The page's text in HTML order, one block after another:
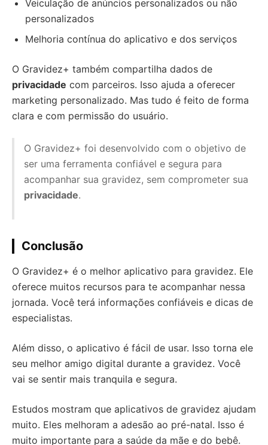
Veiculação de anúncios personalizados ou não
personalizados
Melhoria contínua do aplicativo e dos serviços
O Gravidez+ também compartilha dados de
privacidade com parceiros. Isso ajuda a oferecer
marketing personalizado. Mas tudo é feito de forma
clara e com permissão do usuário.
O Gravidez+ foi desenvolvido com o objetivo de
ser uma ferramenta confiável e segura para
acompanhar sua gravidez, sem comprometer sua
privacidade.
Conclusão
O Gravidez+ é o melhor aplicativo para gravidez. Ele
oferece muitos recursos para te acompanhar nessa
jornada. Você terá informações confiáveis e dicas de
especialistas.
Além disso, o aplicativo é fácil de usar. Isso torna ele
seu melhor amigo digital durante a gravidez. Você
vai se sentir mais tranquila e segura.
Estudos mostram que aplicativos de gravidez ajudam
muito. Eles melhoram a adesão ao pré-natal. Isso é
muito importante para a saúde da mãe e do bebê.